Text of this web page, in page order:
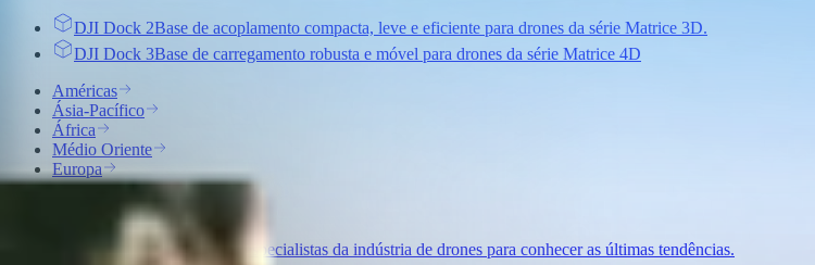
DJI Dock 2Base de acoplamento compacta, leve e eficiente para drones da série Matrice 3D.
DJI Dock 3Base de carregamento robusta e móvel para drones da série Matrice 4D
Américas
Ásia-Pacífico
África
Médio Oriente
Europa
Todos os Parceiros
Webinários
Debates com especialistas da indústria de drones para conhecer as últimas tendências.